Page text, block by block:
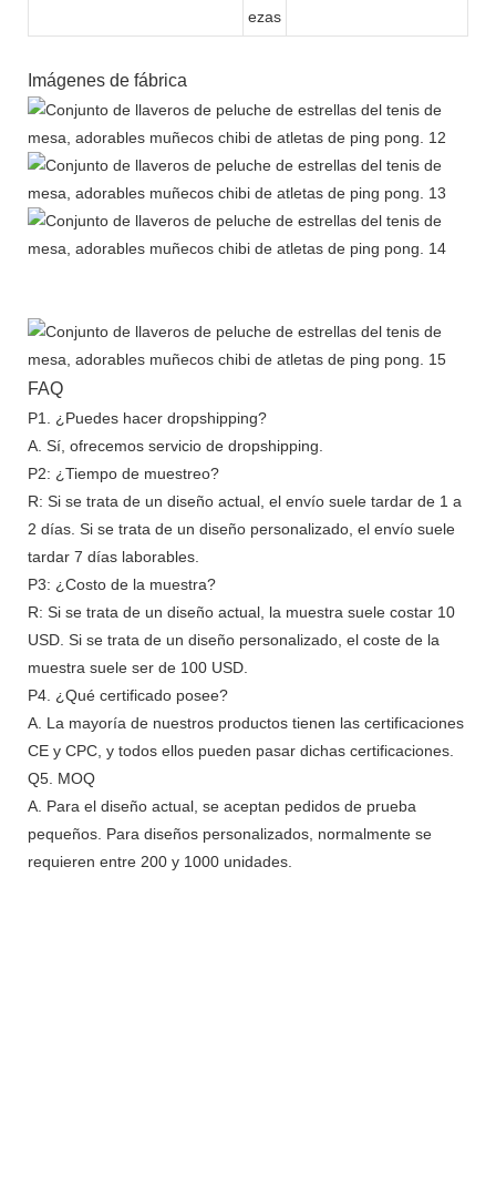
ezas
Imágenes de fábrica
FAQ
P1. ¿Puedes hacer dropshipping?
A. Sí, ofrecemos servicio de dropshipping.
P2: ¿Tiempo de muestreo?
R: Si se trata de un diseño actual, el envío suele tardar de 1 a
2 días. Si se trata de un diseño personalizado, el envío suele
tardar 7 días laborables.
P3: ¿Costo de la muestra?
R: Si se trata de un diseño actual, la muestra suele costar 10
USD. Si se trata de un diseño personalizado, el coste de la
muestra suele ser de 100 USD.
P4. ¿Qué certificado posee?
A. La mayoría de nuestros productos tienen las certificaciones
CE y CPC, y todos ellos pueden pasar dichas certificaciones.
Q5. MOQ
A. Para el diseño actual, se aceptan pedidos de prueba
pequeños. Para diseños personalizados, normalmente se
requieren entre 200 y 1000 unidades.